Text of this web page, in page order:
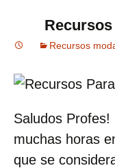
Recursos
Saludos
muchas horas
que se